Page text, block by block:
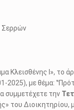
Σερρών
I», το
με θέμα:
συμμετέχετε την
του Διοικητηρίου,